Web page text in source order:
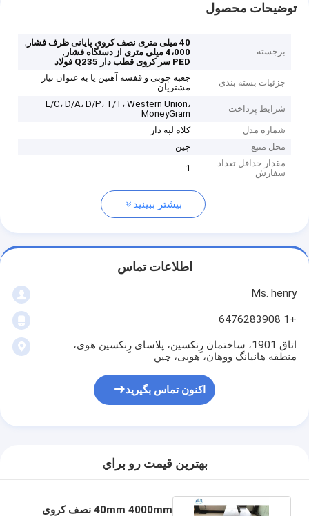
توضیحات محصول
برجسته
40 میلی متری نصف کروی پایانی ظرف فشار
,
4،000 میلی متری از دستگاه فشار
,
PED سر کروی قطب دار Q235 فولاد
جزئیات بسته بندی
جعبه چوبی و قفسه آهنین یا به عنوان نیاز
مشتریان
شرایط پرداخت
L/C، D/A، D/P، T/T، Western Union،
MoneyGram
شماره مدل
کلاه لبه دار
محل منبع
چین
مقدار حداقل تعداد
سفارش
1
بیشتر ببینید
اطلاعات تماس
Ms. henry
+1 6476283908
اتاق 1901، ساختمان رِنکسین، پلاسای رِنکسین هوی،
منطقه هانیانگ ووهان، هوبی، چین
اکنون تماس بگیرید
بهترين قيمت رو براي
40mm 4000mm نصف کروی